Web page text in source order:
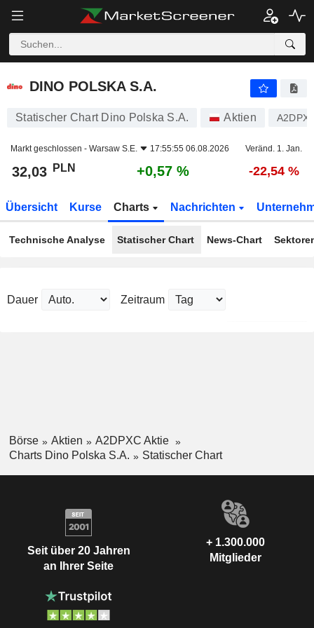
DINO POLSKA S.A.
DINO POLSKA S.A.
Statischer Chart Dino Polska S.A. Aktien
Markt geschlossen - Warsaw S.E. 17:55:55 06.08.2026 Veränd. 1. Jan.
32,03 PLN +0,57 % -22,54 %
Übersicht Kurse Charts Nachrichten
Technische Analyse Statischer Chart News-Chart
Dauer Zeitraum
Börse Aktien
A2DPXC Aktie
Charts Dino Polska S.A.
Statischer Chart
Seit über 20 Jahren
an Ihrer Seite
+ 1.300.000
Mitglieder